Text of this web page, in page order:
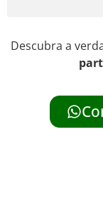
Descubra a